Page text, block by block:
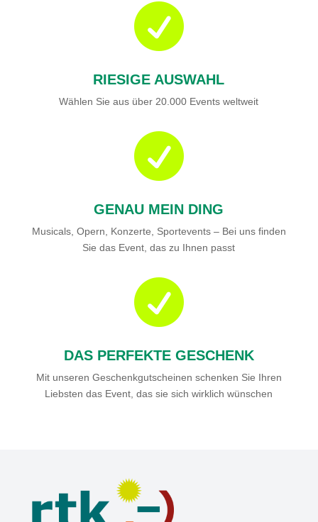

RIESIGE AUSWAHL
Wählen Sie aus über 20.000 Events weltweit

GENAU MEIN DING
Musicals, Opern, Konzerte, Sportevents – Bei uns finden
Sie das Event, das zu Ihnen passt

DAS PERFEKTE GESCHENK
Mit unseren Geschenkgutscheinen schenken Sie Ihren
Liebsten das Event, das sie sich wirklich wünschen